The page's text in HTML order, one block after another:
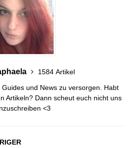
1584 Artikel
und News zu versorgen. Habt
Artikeln? Dann scheut euch nicht uns
<3